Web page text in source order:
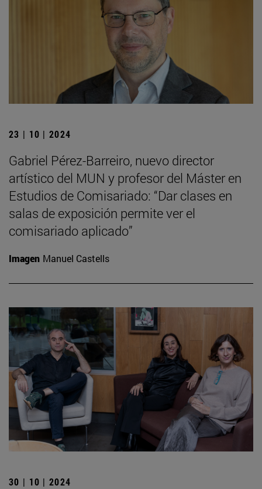
23 | 10 | 2024
Gabriel Pérez-Barreiro, nuevo director
artístico del MUN y profesor del Máster en
Estudios de Comisariado: “Dar clases en
salas de exposición permite ver el
comisariado aplicado”
Imagen Manuel Castells
30 | 10 | 2024